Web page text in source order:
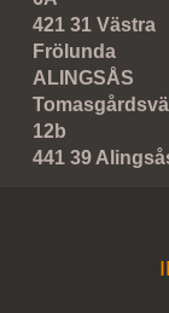
421 31 Västra
Frölunda
ALINGSÅS
12b
441 39